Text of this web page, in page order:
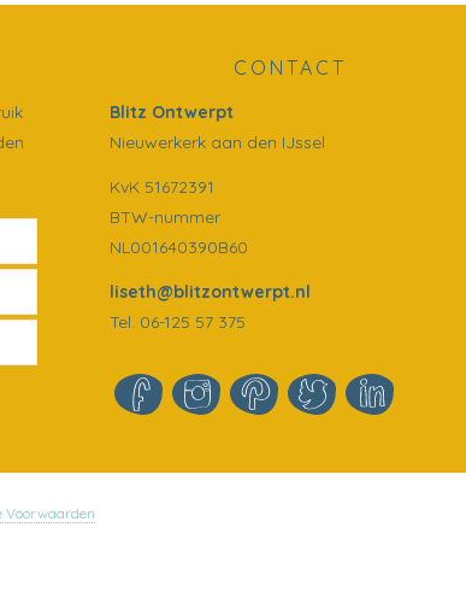
CONTACT
Blitz Ontwerpt
Nieuwerkerk aan den IJssel
KvK 51672391
BTW-nummer
NL001640390B60
liseth@blitzontwerpt.nl
Tel. 06-125 57 375
Voorwaarden